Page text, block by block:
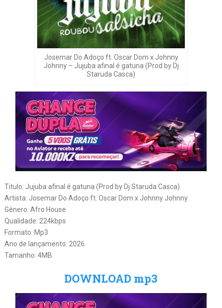
Josemar Do Adoço ft. Oscar Dom x Johnny
Johnny – Jujuba afinal é gatuna (Prod by Dj
Staruda Casca)
Titulo: Jujuba afinal é gatuna (Prod by Dj Staruda Casca)
Artista: Josemar Do Adoço ft. Oscar Dom x Johnny Johnny
Género: Afro House
Qualidade: 224kbps
Formato: Mp3
Ano de lançamento: 2026
Tamanho: 4MB
DOWNLOAD mp3